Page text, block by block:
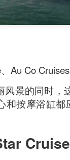
Au Co
景的同时，
和按摩浴缸都
with Truffle
but it’s still
place for